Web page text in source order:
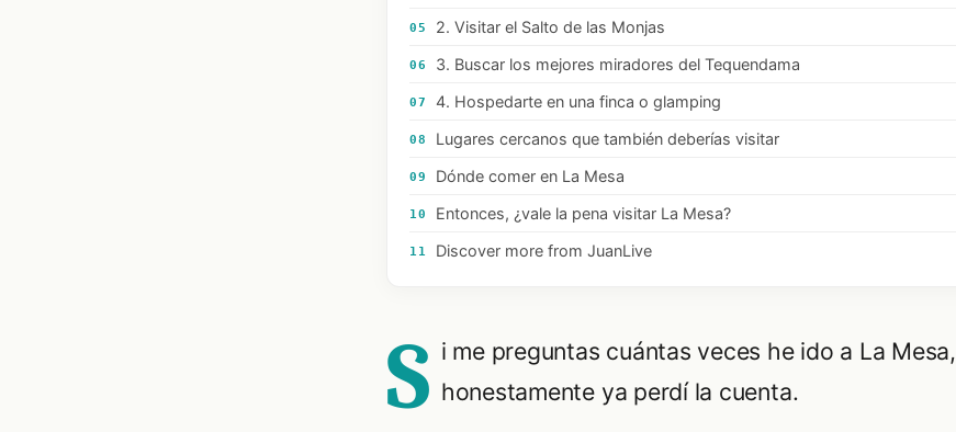
05 2. Visitar el Salto de las Monjas
06 3. Buscar los mejores miradores del Tequendama
07 4. Hospedarte en una finca o glamping
08 Lugares cercanos que también deberías visitar
09 Dónde comer en La Mesa
10 Entonces, ¿vale la pena visitar La Mesa?
11 Discover more from JuanLive
S i me preguntas cuántas veces he ido a La Mesa,
honestamente ya perdí la cuenta.